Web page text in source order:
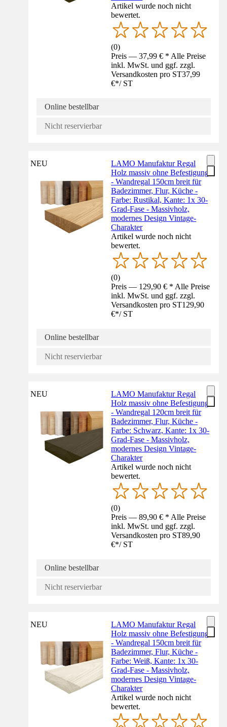
Artikel wurde noch nicht
bewertet.
(0)
Preis — 37,99 € * Alle Preise
inkl. MwSt. und ggf. zzgl.
Versandkosten pro ST37,99
€*/ ST
Online bestellbar
Nicht reservierbar
NEU
LAMO Manufaktur Regal
Holz massiv ohne Befestigung
- Wandregal 150cm breit für
Badezimmer, Flur, Küche -
Farbe: Rustikal, Kante: 1x 30-
Grad-Fase - Massivholz,
modernes Design Vintage-
Charakter
Artikel wurde noch nicht
bewertet.
(0)
Preis — 129,90 € * Alle Preise
inkl. MwSt. und ggf. zzgl.
Versandkosten pro ST129,90
€*/ ST
Online bestellbar
Nicht reservierbar
NEU
LAMO Manufaktur Regal
Holz massiv ohne Befestigung
- Wandregal 120cm breit für
Badezimmer, Flur, Küche -
Farbe: Schwarz, Kante: 1x 30-
Grad-Fase - Massivholz,
modernes Design Vintage-
Charakter
Artikel wurde noch nicht
bewertet.
(0)
Preis — 89,90 € * Alle Preise
inkl. MwSt. und ggf. zzgl.
Versandkosten pro ST89,90
€*/ ST
Online bestellbar
Nicht reservierbar
NEU
LAMO Manufaktur Regal
Holz massiv ohne Befestigung
- Wandregal 150cm breit für
Badezimmer, Flur, Küche -
Farbe: Weiß, Kante: 1x 30-
Grad-Fase - Massivholz,
modernes Design Vintage-
Charakter
Artikel wurde noch nicht
bewertet.